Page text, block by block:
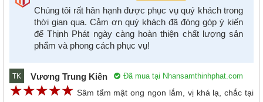
Chúng tôi rất hân hạnh được phục vụ quý khách trong
thời gian qua. Cảm ơn quý khách đã đóng góp ý kiến
để Thịnh Phát ngày càng hoàn thiện chất lượng sản
phẩm và phong cách phục vụ!
TK Vương Trung Kiên Đã mua tại Nhansamthinhphat.com
☆☆☆☆☆
★★★★★ Sâm tẩm mật ong ngon lắm, vị khá lạ, chắc tại